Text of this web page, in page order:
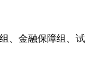
、金融保障组、试